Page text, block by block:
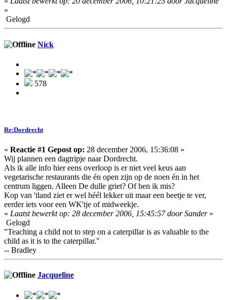
»
Gelogd
Nick
578
Re:Dordrecht
« Reactie #1 Gepost op: 28 december 2006, 15:36:08 »
Wij plannen een dagtripje naar Dordrecht.
Als ik alle info hier eens overloop is er niet veel keus aan
vegetarische restaurants die én open zijn op de noen én in het
centrum liggen. Alleen De dulle griet? Of ben ik mis?
Kop van 'tland ziet er wel héél lekker uit maar een beetje te ver,
eerder iets voor een WK'tje of midweekje.
« Laatst bewerkt op: 28 december 2006, 15:45:57 door Sander»
Gelogd
"Teaching a child not to step on a caterpillar is as valuable to the
child as it is to the caterpillar."
-- Bradley
Jacqueline